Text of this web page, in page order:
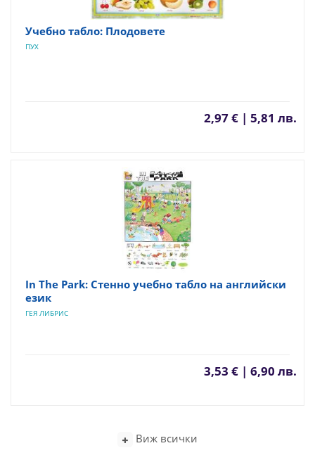
Учебно табло: Плодовете
ПУХ
2,97 € | 5,81 лв.
In The Park: Стенно учебно табло на английски
език
ГЕЯ ЛИБРИС
3,53 € | 6,90 лв.
Виж всички